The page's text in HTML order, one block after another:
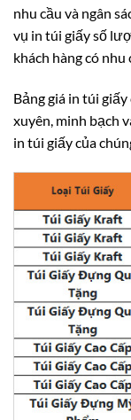
nhu cầu và ngân
vụ in túi giấy số
khách hàng có nhu
Bảng giá in túi
xuyên, minh bạch
in túi giấy của